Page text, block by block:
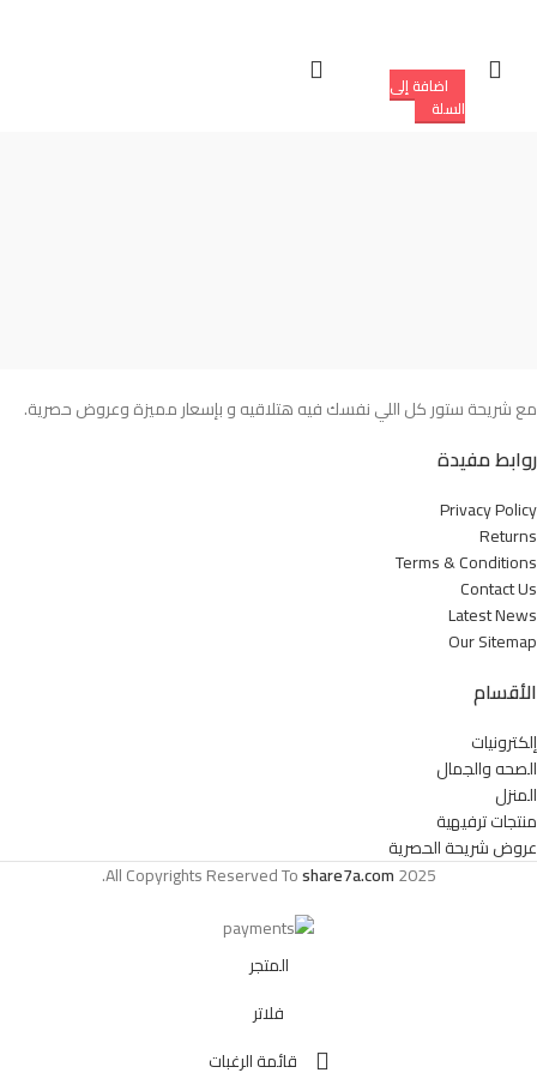
إضافة إلى
السلة
مع شريحة ستور كل اللي نفسك فيه هتلاقيه و بإسعار مميزة وعروض حصرية.
روابط مفيدة
Privacy Policy
Returns
Terms & Conditions
Contact Us
Latest News
Our Sitemap
الأقسام
إلكترونيات
الصحه والجمال
المنزل
منتجات ترفيهية
عروض شريحة الحصرية
All Copyrights Reserved Toshare7a.com2025.
المتجر
فلاتر
قائمة الرغبات